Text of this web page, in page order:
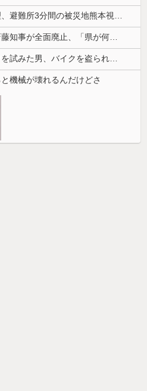
【悲報】共同通信「高市総理、避難所3分間の被災地熊本視察動画に批判！」 → 内閣報道官「避難所視察は51分間！大変な状況の中で、1時間近く受け入れていただき、感謝！」
兵庫県の左派の既得利権を斎藤知事が全面廃止、「県が何をするねん？」と存在意義そのものが不明で……
【爆笑ｗ】バッグひったくりを試みた男、バイクを盗られる！
機械が壊れるんだけどさ